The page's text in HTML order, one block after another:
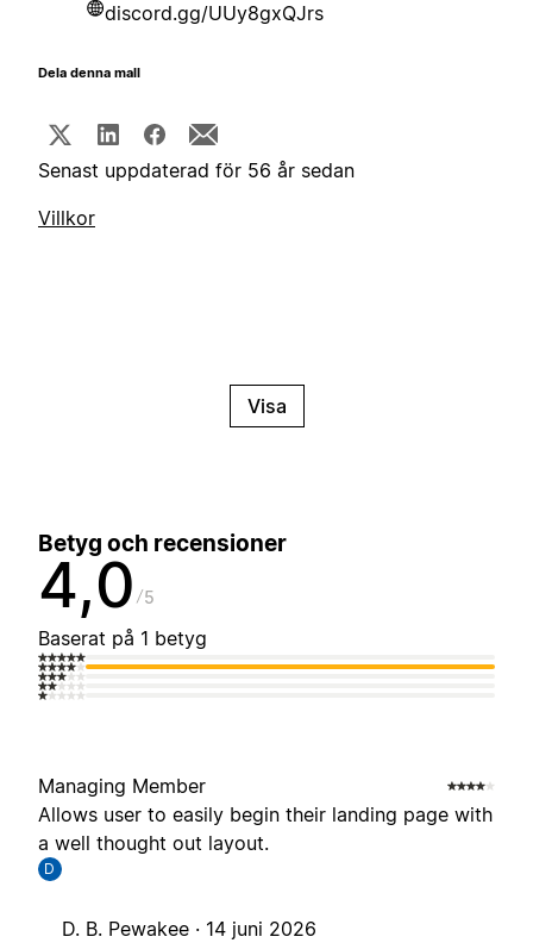
discord.gg/UUy8gxQJrs
Dela denna mall
Senast uppdaterad för 56 år sedan
Villkor
Visa
Betyg och recensioner
4,0 5
Baserat på 1 betyg
Managing Member
Allows user to easily begin their landing page with
a well thought out layout.
D
D. B. Pewakee · 14 juni 2026